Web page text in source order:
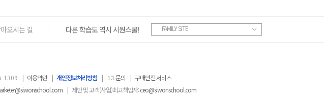
오시는 길 다른 학습도 역시 시원스쿨! FAMILY SITE
1309 | 이용약관 | 개인정보처리방침 | 1:1 문의 | 구매안전 서비스
| 제안 및 고객(사업)최고책임자:ceo@siwonschool.com